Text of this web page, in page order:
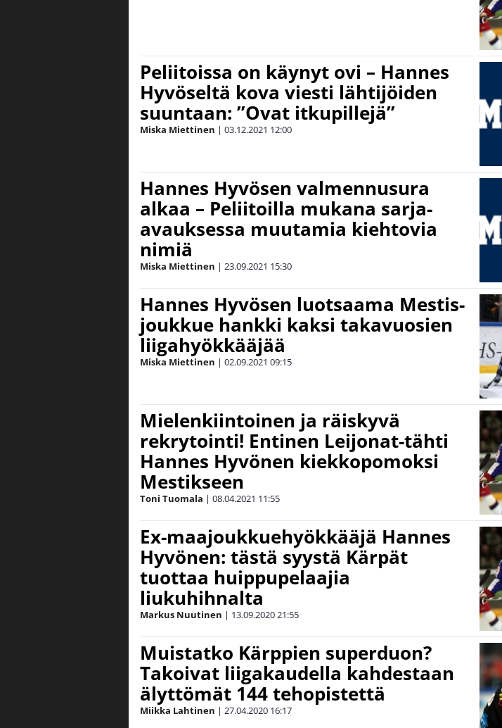
Peliitoissa on käynyt ovi – Hannes
Hyvöseltä kova viesti lähtijöiden
suuntaan: ”Ovat itkupillejä”
Miska Miettinen | 03.12.2021 12:00
Hannes Hyvösen valmennusura
alkaa – Peliitoilla mukana sarja-
avauksessa muutamia kiehtovia
nimiä
Miska Miettinen | 23.09.2021 15:30
Hannes Hyvösen luotsaama Mestis-
joukkue hankki kaksi takavuosien
liigahyökkääjää
Miska Miettinen | 02.09.2021 09:15
Mielenkiintoinen ja räiskyvä
rekrytointi! Entinen Leijonat-tähti
Hannes Hyvönen kiekkopomoksi
Mestikseen
Toni Tuomala | 08.04.2021 11:55
Ex-maajoukkuehyökkääjä Hannes
Hyvönen: tästä syystä Kärpät
tuottaa huippupelaajia
liukuhihnalta
Markus Nuutinen | 13.09.202021:55
Muistatko Kärppien superduon?
Takoivat liigakaudella kahdestaan
älyttömät 144 tehopistettä
Miikka Lahtinen | 27.04.2020 16:17